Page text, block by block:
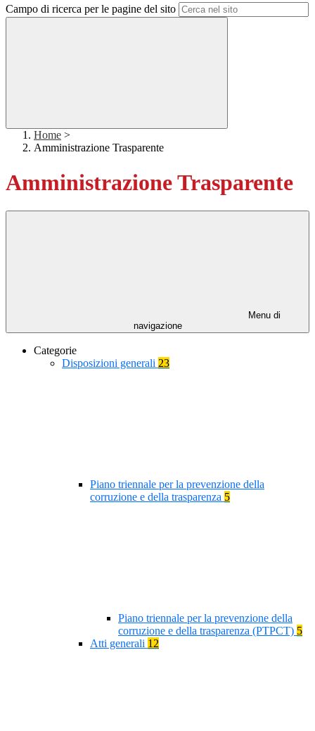
Campo di ricerca per le pagine del sito
Home >
Amministrazione Trasparente
Amministrazione Trasparente
Menu di
navigazione
Categorie
Disposizioni generali 23
Piano triennale per la prevenzione della
corruzione e della trasparenza 5
Piano triennale per la prevenzione della
corruzione e della trasparenza (PTPCT) 5
Atti generali 12